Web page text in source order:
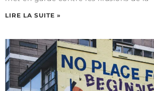
LIRE LA SUITE »